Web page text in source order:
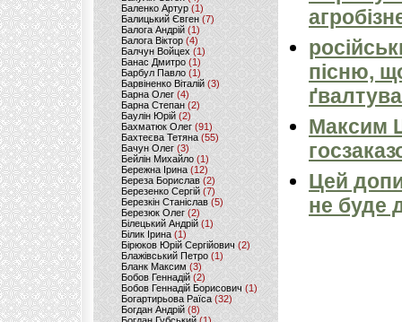
Баленко Артур(1)
Балицький Євген(7)
Балога Андрій (1)
Балога Віктор (4)
Балчун Войцех (1)
Банас Дмитро (1)
Барбул Павло(1)
Барвіненко Віталій(3)
Барна Олег (4)
Барна Степан (2)
Баулін Юрій (2)
Бахматюк Олег (91)
Бахтеєва Тетяна(55)
Бачун Олег (3)
Бейлін Михайло (1)
Бережна Ірина(12)
Береза Борислав(2)
Березенко Сергій (7)
Березкін Станіслав (5)
Березюк Олег(2)
Білецький Андрій (1)
Білик Ірина (1)
Бірюков Юрій Сергійович (2)
Блажівський Петро (1)
Бланк Максим(3)
Бобов Геннадій (2)
Бобов Геннадій Борисович (1)
Богартирьова Раїса (32)
Богдан Андрій(8)
пісню,
Максим
Цей
не буде